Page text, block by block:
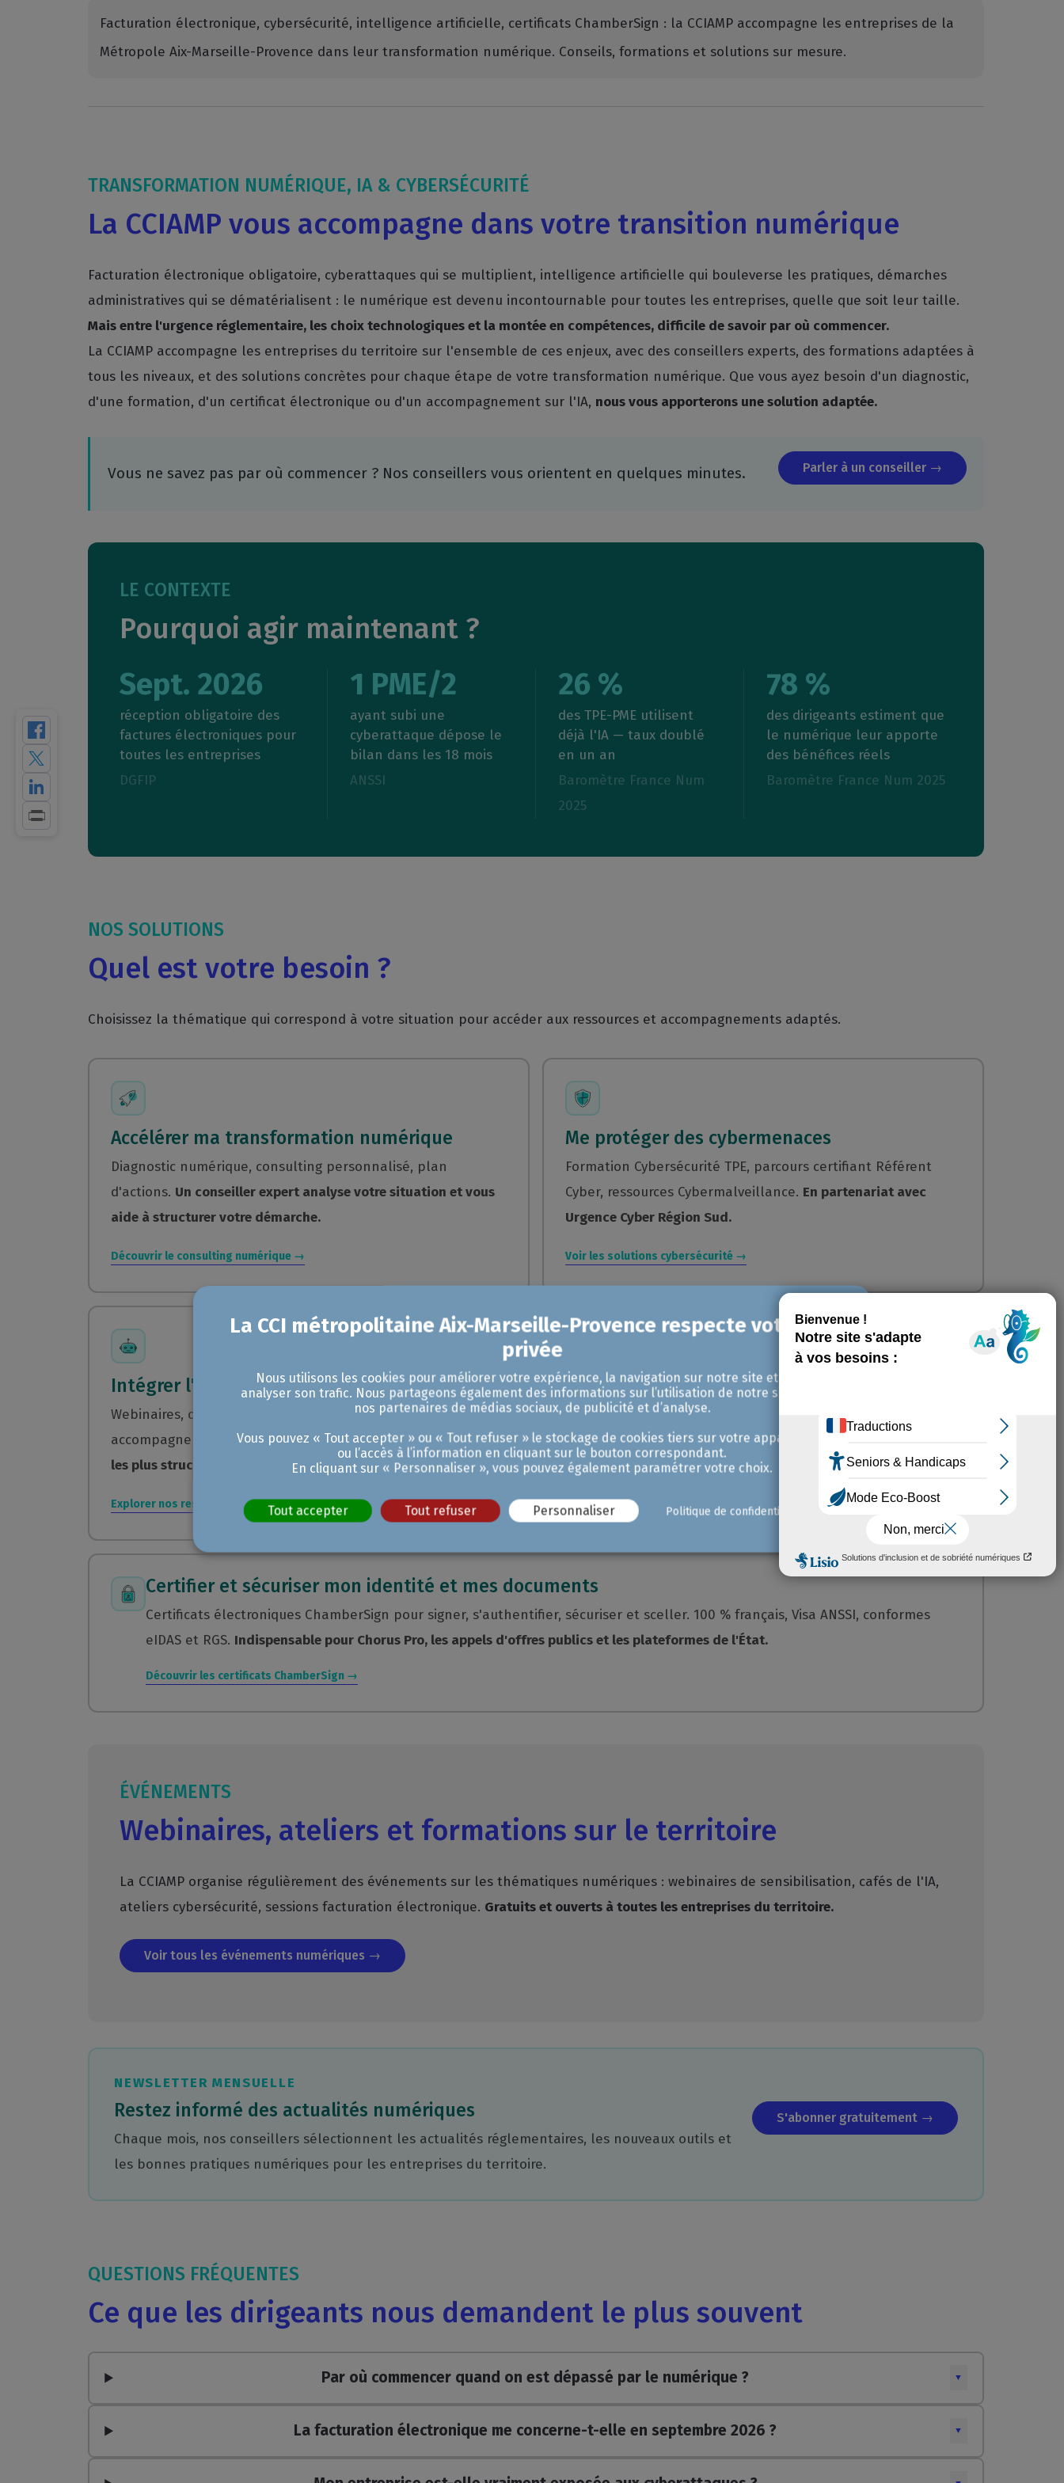
Facturation électronique, cybersécurité, intelligence artificielle, certificats ChamberSign : la CCIAMP accompagne les entreprises de la
Métropole Aix-Marseille-Provence dans leur transformation numérique. Conseils, formations et solutions sur mesure.
TRANSFORMATION NUMÉRIQUE, IA & CYBERSÉCURITÉ
La CCIAMP vous accompagne dans votre transition numérique
Facturation électronique obligatoire, cyberattaques qui se multiplient, intelligence artificielle qui bouleverse les pratiques, démarches
administratives qui se dématérialisent : le numérique est devenu incontournable pour toutes les entreprises, quelle que soit leur taille.
Mais entre l'urgence réglementaire, les choix technologiques et la montée en compétences, difficile de savoir par où commencer.
La CCIAMP accompagne les entreprises du territoire sur l'ensemble de ces enjeux, avec des conseillers experts, des formations adaptées à
tous les niveaux, et des solutions concrètes pour chaque étape de votre transformation numérique. Que vous ayez besoin d'un diagnostic,
d'une formation, d'un certificat électronique ou d'un accompagnement sur l'IA, nous vous apporterons une solution adaptée.
Vous ne savez pas par où commencer ? Nos conseillers vous orientent en quelques minutes. Parler à un conseiller →
LE CONTEXTE
Pourquoi agir maintenant ?
Sept. 2026
réception obligatoire des
factures électroniques pour
toutes les entreprises
DGFIP
1 PME/2
ayant subi une
cyberattaque dépose le
bilan dans les 18 mois
ANSSI
26 %
des TPE-PME utilisent
déjà l'IA — taux doublé
en un an
Baromètre France Num
2025
78 %
des dirigeants estiment que
le numérique leur apporte
des bénéfices réels
Baromètre France Num 2025
NOS SOLUTIONS
Quel est votre besoin ?
Choisissez la thématique qui correspond à votre situation pour accéder aux ressources et accompagnements adaptés.
Accélérer ma transformation numérique
Diagnostic numérique, consulting personnalisé, plan
d'actions. Un conseiller expert analyse votre situation et vous
aide à structurer votre démarche.
Découvrir le consulting numérique →
Me protéger des cybermenaces
Formation Cybersécurité TPE, parcours certifiant Référent
Cyber, ressources Cybermalveillance. En partenariat avec
Urgence Cyber Région Sud.
Voir les solutions cybersécurité →
Intégrer l'IA dans mon activité
Webinaires, cafés de l'IA, formations CCI Formation,
accompagnements rIAlity Lab.De la sensibilisation aux projets
les plus structurants.
Explorer nos ressources IA →
Passer à la facturation électronique
Comprendre la réforme, choisir sa plateforme, anticiper les
échéances.Réception obligatoire pour toutes les entreprises
dès septembre 2026.
Comprendre la réforme →
Certifier et sécuriser mon identité et mes documents
Certificats électroniques ChamberSign pour signer, s'authentifier, sécuriser et sceller. 100 % français, Visa ANSSI, conformes
eIDAS et RGS. Indispensable pour Chorus Pro, les appels d'offres publics et les plateformes de l'État.
Découvrir les certificats ChamberSign →
ÉVÉNEMENTS
Webinaires, ateliers et formations sur le territoire
La CCIAMP organise régulièrement des événements sur les thématiques numériques : webinaires de sensibilisation, cafés de l'IA,
ateliers cybersécurité, sessions facturation électronique. Gratuits et ouverts à toutes les entreprises du territoire.
Voir tous les événements numériques →
NEWSLETTER MENSUELLE
Restez informé des actualités numériques
Chaque mois, nos conseillers sélectionnent les actualités réglementaires, les nouveaux outils et
les bonnes pratiques numériques pour les entreprises du territoire.
S'abonner gratuitement →
QUESTIONS FRÉQUENTES
Ce que les dirigeants nous demandent le plus souvent
Par où commencer quand on est dépassé par le numérique ? ▼
La facturation électronique me concerne-t-elle en septembre 2026 ? ▼
Nous utilisons les cookies pour améliorer votre expérience, la navigation sur notre site et pour
analyser son trafic. Nous partageons également des informations sur l’utilisation de notre site avec
nos partenaires de médias sociaux, de publicité et d’analyse.
Vous pouvez « Tout accepter » ou « Tout refuser » le stockage de cookies tiers sur votre appareil et /
ou l’accès à l’information en cliquant sur le bouton correspondant.
En cliquant sur « Personnaliser », vous pouvez également paramétrer votre choix.
Tout accepter Tout refuser Personnaliser Politique de confidentialité